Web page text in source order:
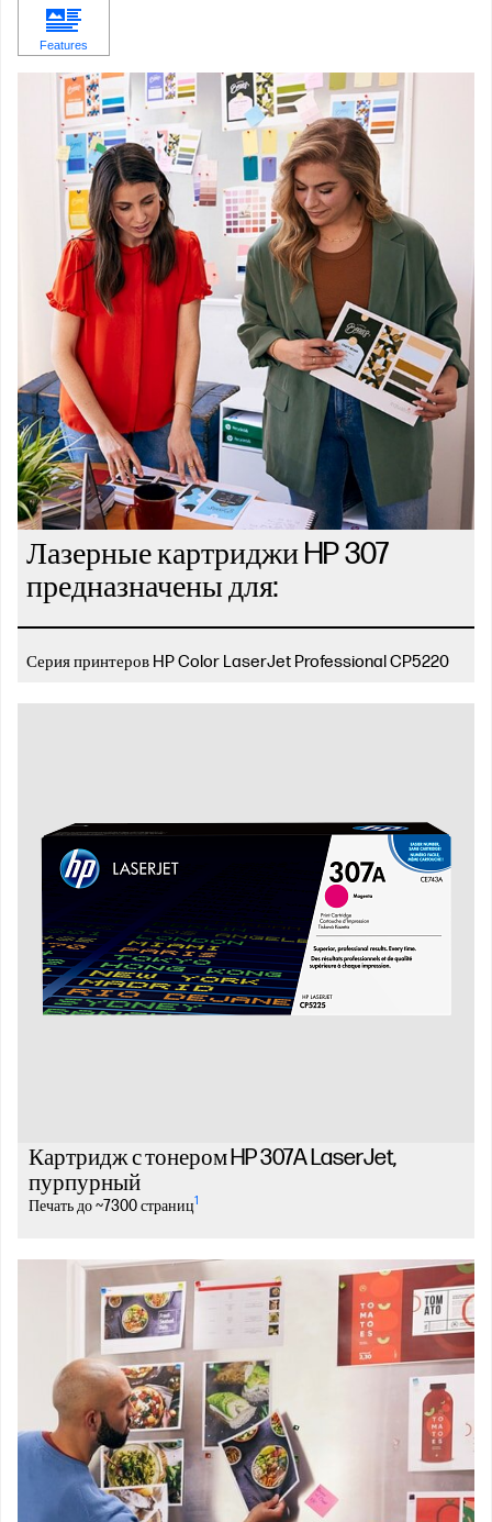
Лазерные картриджи HP 307
предназначены для:
Серия принтеров HP Color LaserJet Professional CP5220
Картридж с тонером HP 307A LaserJet,
пурпурный
Печать до ~7300 страниц1